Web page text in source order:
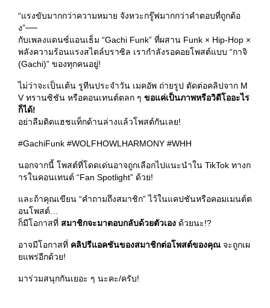
“แรงขับมากกว่าความหมาย จังหวะกรู๊ฟมากกว่าคำตอบที่ถูกต้อ
ง”──
กับเพลงแดนซ์แอนเธ็ม “Gachi Funk” ที่ผสาน Funk × Hip-Hop ×
พลังความร้อนแรงสไตล์บราซิล เรากำลังรอคอยโพสต์แบบ “กาจิ
(Gachi)” ของทุกคนอยู่!
ไม่ว่าจะเป็นเต้น รูทีนประจำวัน เมคอัพ ถ่ายรูป ตัดต่อคลิปจาก M
V ทรานซิชัน หรือคอนเทนต์ตลก ๆ ขอแค่เป็นภาพหรือวิดีโออะไร
ก็ได้!
อย่าลืมติดแฮชแท็กด้านล่างแล้วโพสต์กันเลย!
#GachiFunk #WOLFHOWLHARMONY #WHH
นอกจากนี้ โพสต์ที่โดดเด่นอาจถูกเลือกไปแนะนำใน TikTok ทางก
ารในคอนเทนต์ “Fan Spotlight” ด้วย!
และถ้าคุณเขียน “คำถามถึงสมาชิก” ไว้ในแคปชันหรือคอมเมนต์ต
อนโพสต์…
ก็มีโอกาสที่ สมาชิกจะมาตอบกลับด้วยตัวเอง ด้วยนะ!?
อาจมีโอกาสที่ คลิปรีแอคชันของสมาชิกต่อโพสต์ของคุณ จะถูกเผ
ยแพร่อีกด้วย!
มาร่วมสนุกกันเยอะ ๆ นะคะ/ครับ!